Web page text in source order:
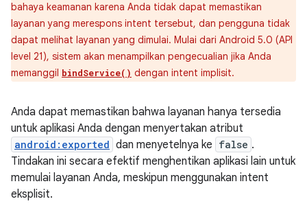
bahaya keamanan karena Anda tidak dapat memastikan
layanan yang merespons intent tersebut, dan pengguna tidak
dapat melihat layanan yang dimulai. Mulai dari Android 5.0 (API
level 21), sistem akan menampilkan pengecualian jika Anda
memanggil bindService() dengan intent implisit.
Anda dapat memastikan bahwa layanan hanya tersedia
untuk aplikasi Anda dengan menyertakan atribut
android:exported dan menyetelnya ke false .
Tindakan ini secara efektif menghentikan aplikasi lain untuk
memulai layanan Anda, meskipun menggunakan intent
eksplisit.